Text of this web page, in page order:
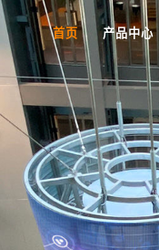
首页 产品中心